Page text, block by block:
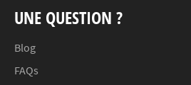
UNE QUESTION ?
Blog
FAQs